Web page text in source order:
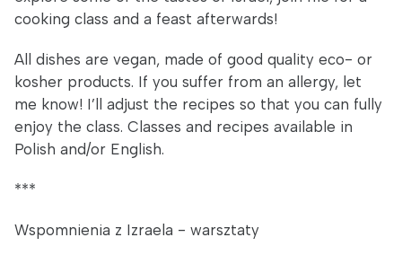
cooking class and a feast afterwards!
All dishes are vegan, made of good quality eco- or
kosher products. If you suffer from an allergy, let
me know! I’ll adjust the recipes so that you can fully
enjoy the class. Classes and recipes available in
Polish and/or English.
***
Wspomnienia z Izraela - warsztaty